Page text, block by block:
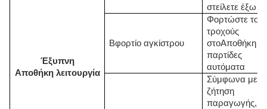
Έξυπνη
Αποθήκη λειτουργία
στείλετε έξω
Βφορτίο αγκίστρου
Φορτώστε
τροχούς
στοΑποθήκη
παρτίδες
αυτόματα
Σύμφωνα με
ζήτηση
παραγωγής,